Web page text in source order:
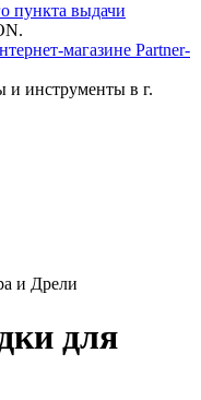
пункта выдачи
магазине Partner-
и инструменты в г.
и Дрели
для